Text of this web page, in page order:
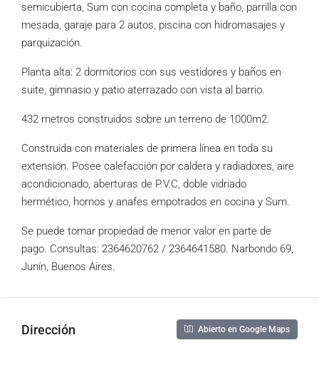
semicubierta, Sum con cocina completa y baño, parrilla con
mesada, garaje para 2 autos, piscina con hidromasajes y
parquización.
Planta alta: 2 dormitorios con sus vestidores y baños en
suite, gimnasio y patio aterrazado con vista al barrio.
432 metros construidos sobre un terreno de 1000m2.
Construida con materiales de primera línea en toda su
extensión. Posee calefacción por caldera y radiadores, aire
acondicionado, aberturas de P.V.C, doble vidriado
hermético, hornos y anafes empotrados en cocina y Sum.
Se puede tomar propiedad de menor valor en parte de
pago. Consultas: 2364620762 / 2364641580. Narbondo 69,
Junín, Buenos Aires.
Dirección Abierto en Google Maps